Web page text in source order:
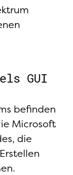
GUI
befinden
Microsoft
die